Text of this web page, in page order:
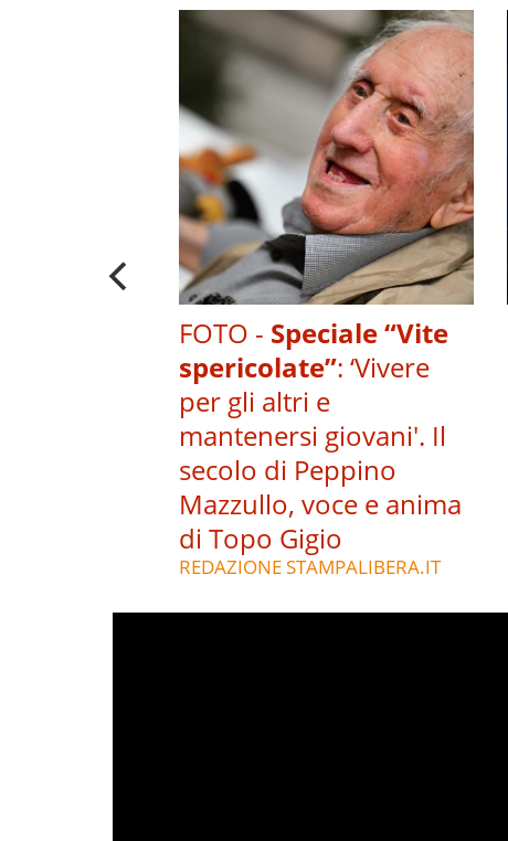
FOTO - Speciale “Vite
spericolate”: ‘Vivere
per gli altri e
mantenersi giovani'. Il
secolo di Peppino
Mazzullo, voce e anima
di Topo Gigio
REDAZIONE STAMPALIBERA.IT